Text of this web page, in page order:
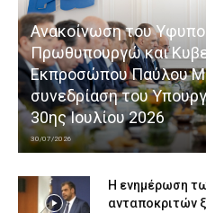
Ανακοίνωση του
Πρωθυπουργώ και
Εκπροσώπου Παύλου
συνεδρίαση του
30ης Ιουλίου 2026
30/07/2026
Η ενημέρωση
ανταποκριτών